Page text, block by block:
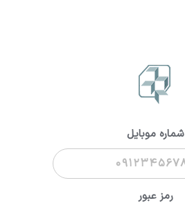
شماره موبایل
رمز عبور